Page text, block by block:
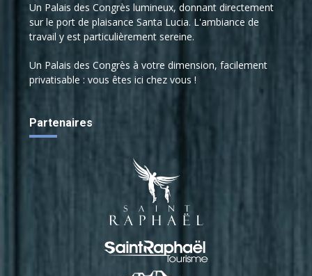
Un Palais des Congrès lumineux, donnant directement
sur le port de plaisance Santa Lucia. L'ambiance de
travail y est particulièrement sereine.
Un Palais des Congrès à votre dimension, facilement
privatisable : vous êtes ici chez vous !
Partenaires